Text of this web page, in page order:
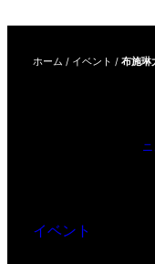
ホーム / イベント / 布施琳
イベント